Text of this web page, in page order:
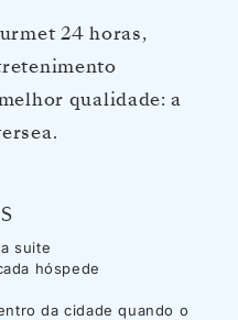
24 horas,
qualidade: a
suite
hóspede
da cidade quando o